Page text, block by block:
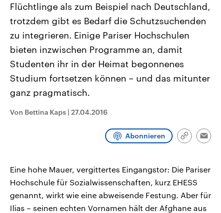
Landtagswahl Sachsen-Anhalt
2026
Alle Informationen
Sachsen-Anhalt wählt am 6.
September 2026 einen neuen
Landtag. Seit 2021 wird das
Bundesland von einer Koalition aus
Umfragen, Prognosen,
Wahlprogramme, aktuelle Berichte
und Hintergründe zu den Parteien
Wahl.
USA
Aktuelle Beiträge,
Hintergründe
Wirtschaftlich und
gehören die Vereinigten
den mächtigsten Ländern
mit großem Einfluss auf
aktuelle Weltgeschehen.
Sendungen Programm
Flüchtlinge als zum Beispiel nach Deutschland,
trotzdem gibt es Bedarf die Schutzsuchenden
zu integrieren. Einige Pariser Hochschulen
bieten inzwischen Programme an, damit
Studenten ihr in der Heimat begonnenes
Studium fortsetzen können – und das mitunter
ganz pragmatisch.
Von Bettina Kaps | 27.04.2016
Abonnieren
Link
Eine hohe Mauer, vergittertes Eingangstor: Die Pariser
Hochschule für Sozialwissenschaften, kurz EHESS
genannt, wirkt wie eine abweisende Festung. Aber für
Ilias – seinen echten Vornamen hält der Afghane aus